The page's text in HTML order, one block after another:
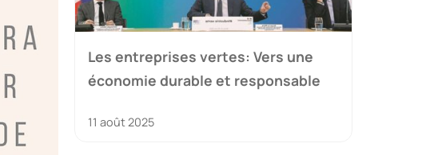
Les entreprises vertes: Vers une
économie durable et responsable
11 août 2025